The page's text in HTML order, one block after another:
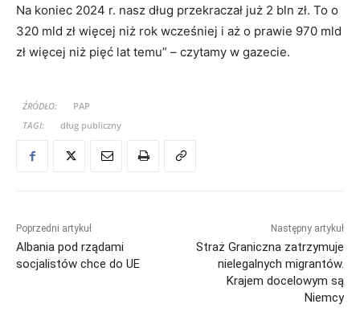
Na koniec 2024 r. nasz dług przekraczał już 2 bln zł. To o
320 mld zł więcej niż rok wcześniej i aż o prawie 970 mld
zł więcej niż pięć lat temu” – czytamy w gazecie.
ŹRÓDŁO:
PAP
TAGI:
dług publiczny
Poprzedni artykuł
Albania pod rządami
socjalistów chce do UE
Następny artykuł
Straż Graniczna zatrzymuje
nielegalnych migrantów.
Krajem docelowym są
Niemcy